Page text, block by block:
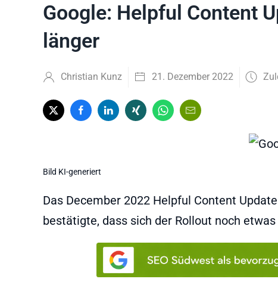
Google: Helpful Content
länger
Christian Kunz 21. Dezember 2022
Bild KI-generiert
Das December 2022 Helpful Content
bestätigte, dass sich der Rollout noch